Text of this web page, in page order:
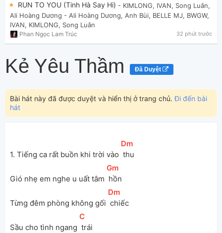
RUN TO YOU (Tinh Hà Say Hi) - KIMLONG, IVAN, Song Luân,
Ali Hoàng Dương - Ali Hoàng Dương, Anh Bùi, BELLE MJ, BWGW,
IVAN, KIMLONG, Song Luân
Phan Ngọc Lam Trúc 32 phút trước
Kẻ Yêu Thầm Đã Duyệt
Bài hát này đã được duyệt và hiển thị ở trang chủ.Đi đến bài
hát
1. Tiếng ca rất buồn khi trời vào
[Dm
thu
Gió nhẹ em nghe u uất tâm
[
Gm
hồn
Từng đêm phòng không gối
[Dm
chiếc
Sầu cho tình ngang
[
C
trái